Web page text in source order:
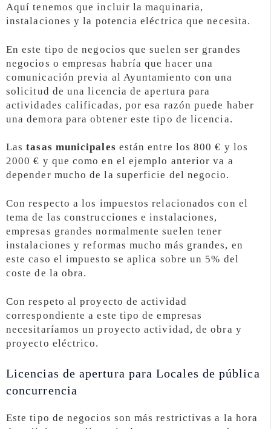
Aquí tenemos que incluir la maquinaria,
instalaciones y la potencia eléctrica que necesita.
En este tipo de negocios que suelen ser grandes
negocios o empresas habría que hacer una
comunicación previa al Ayuntamiento con una
solicitud de una licencia de apertura para
actividades calificadas, por esa razón puede haber
una demora para obtener este tipo de licencia.
Lastasas municipales están entre los 800 € y los
2000 € y que como en el ejemplo anterior va a
depender mucho de la superficie del negocio.
Con respecto a los impuestos relacionados con el
tema de las construcciones e instalaciones,
empresas grandes normalmente suelen tener
instalaciones y reformas mucho más grandes, en
este caso el impuesto se aplica sobre un 5% del
coste de la obra.
Con respeto al proyecto de actividad
correspondiente a este tipo de empresas
necesitaríamos un proyecto actividad, de obra y
proyecto eléctrico.
Licencias de apertura para Locales de pública
concurrencia
Este tipo de negocios son más restrictivas a la hora